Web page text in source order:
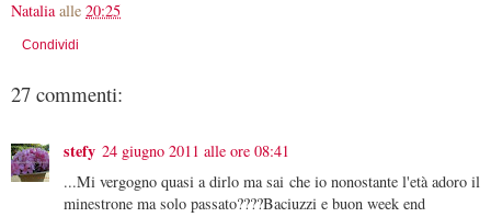
Natalia alle 20:25
Condividi
27 commenti:
stefy 24 giugno 2011 alle ore 08:41
...Mi vergogno quasi a dirlo ma sai che io nonostante l'età adoro il
minestrone ma solo passato????Baciuzzi e buon week end